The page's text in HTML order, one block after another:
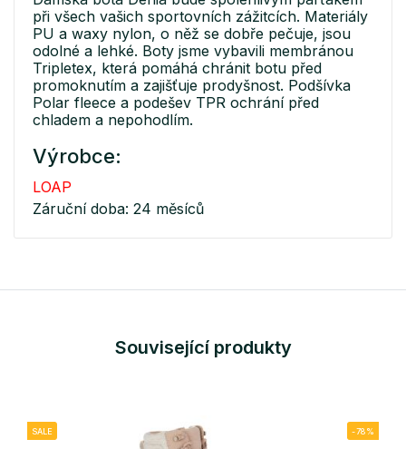
při všech vašich sportovních zážitcích. Materiály
PU a waxy nylon, o něž se dobře pečuje, jsou
odolné a lehké. Boty jsme vybavili membránou
Tripletex, která pomáhá chránit botu před
promoknutím a zajišťuje prodyšnost. Podšívka
Polar fleece a podešev TPR ochrání před
chladem a nepohodlím.
Výrobce:
LOAP
Záruční doba: 24 měsíců
Související produkty
SALE -78%